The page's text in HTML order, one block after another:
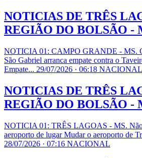
NOTICIAS DE TRÊS
REGIÃO DO BOLSÃO -
NOTICIA 01: CAMPO GRANDE - MS.
São Gabriel arranca empate contra o
Empate... 29/07/2026 · 06:18 NACIONAL
NOTICIAS DE TRÊS
REGIÃO DO BOLSÃO -
NOTICIA 01: TRÊS LAGOAS - MS. Não
aeroporto de lugar Mudar o aeroporto de
28/07/2026 · 07:16 NACIONAL